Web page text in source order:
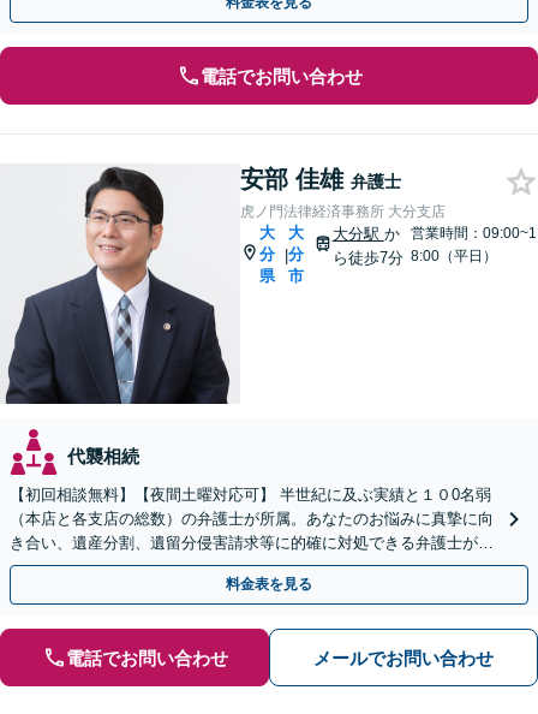
電話でお問い合わせ
安部 佳雄 弁護士
虎ノ門法律経済事務所 大分支店
大
分
県
|
大
分
市
大分駅 か
ら徒歩7分
営業時間：09:00~1
8:00（平日）
代襲相続
【初回相談無料】【夜間土曜対応可】 半世紀に及ぶ実績と１０0名弱
（本店と各支店の総数）の弁護士が所属。あなたのお悩みに真摯に向
き合い、遺産分割、遺留分侵害請求等に的確に対処できる弁護士が迅
速な解決を目指します。
料金表を見る
電話でお問い合わせ メールでお問い合わせ